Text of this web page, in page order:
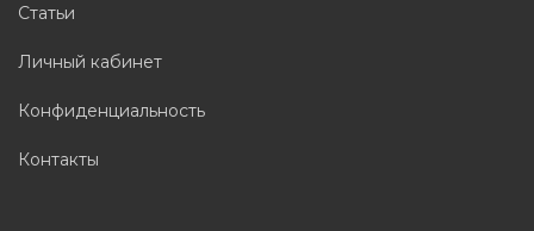
Статьи
Личный кабинет
Конфиденциальность
Контакты